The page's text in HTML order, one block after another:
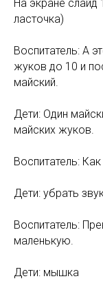
На экране
ласточка)
Воспитатель: А
жуков до 10 и
майский.
Дети: Один
майских жуков.
Воспитатель:
Дети: убрать
Воспитатель:
маленькую.
Дети: мышка